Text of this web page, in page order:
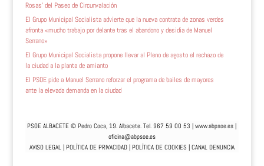
Rosas’ del Paseo de Circunvalación
El Grupo Municipal Socialista advierte que la nueva contrata de zonas verdes
afronta «mucho trabajo por delante tras el abandono y desidia de Manuel
Serrano»
El Grupo Municipal Socialista propone llevar al Pleno de agosto el rechazo de
la ciudad a la planta de amianto
El PSOE pide a Manuel Serrano reforzar el programa de bailes de mayores
ante la elevada demanda en la ciudad
PSOE ALBACETE © Pedro Coca, 19. Albacete. Tel. 967 59 00 53 |www.abpsoe.es |
oficina@abpsoe.es
AVISO LEGAL| POLÍTICA DE PRIVACIDAD| POLÍTICA DE COOKIES | CANAL DENUNCIA